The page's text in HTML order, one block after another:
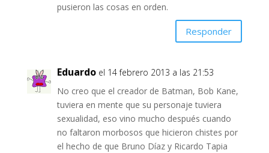
pusieron las cosas en orden.
Responder
Eduardo el 14 febrero 2013 a las 21:53
No creo que el creador de Batman, Bob Kane,
tuviera en mente que su personaje tuviera
sexualidad, eso vino mucho después cuando
no faltaron morbosos que hicieron chistes por
el hecho de que Bruno Díaz y Ricardo Tapia